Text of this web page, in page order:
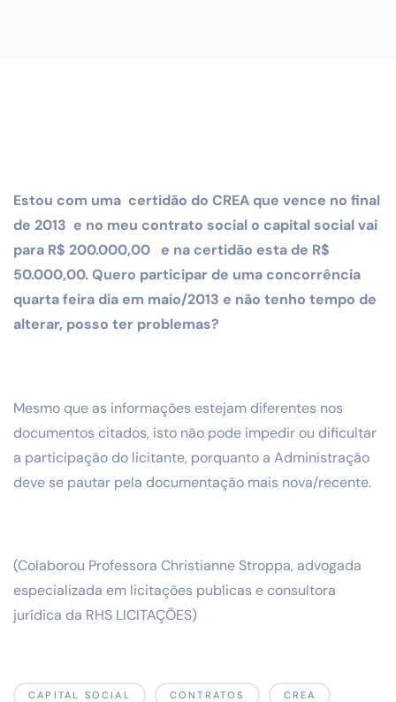
Estou com uma certidão do CREA que vence no final
de 2013 e no meu contrato social o capital social vai
para R$ 200.000,00 e na certidão esta de R$
50.000,00. Quero participar de uma concorrência
quarta feira dia em maio/2013 e não tenho tempo de
alterar, posso ter problemas?
Mesmo que as informações estejam diferentes nos
documentos citados, isto não pode impedir ou dificultar
a participação do licitante, porquanto a Administração
deve se pautar pela documentação mais nova/recente.
(Colaborou Professora Christianne Stroppa, advogada
especializada em licitações publicas e consultora
jurídica da RHS LICITAÇÕES)
CAPITAL SOCIAL CONTRATOS CREA